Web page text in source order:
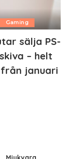
Gaming
sälja PS-
– helt
januari